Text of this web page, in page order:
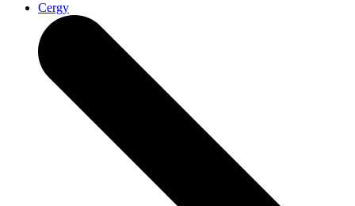
Cergy